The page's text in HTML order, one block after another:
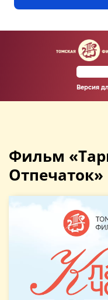
Версия
Фильм
Отпечаток»